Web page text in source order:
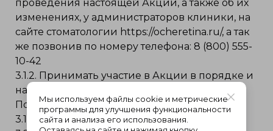
проведения настоящей Акции, а также об их
изменениях, у администраторов клиники, на
сайте стоматологии https://ocheretina.ru/, а так
же позвонив по номеру телефона: 8 (800) 555-
10-42
3.1.2. Принимать участие в Акции в порядке и
на условиях, определенных данным
Положением;
3.1.3. Отказаться от участия в Акции.
Мы используем файлы cookie и метрические
программы для улучшения функциональности
сайта и анализа его использования.